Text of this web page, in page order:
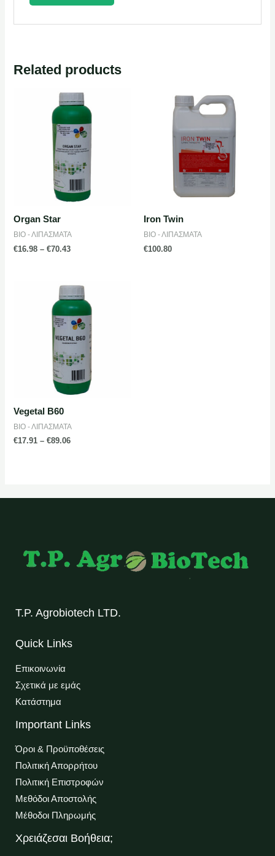
Related products
Organ Star
ΒΙΟ - ΛΙΠΑΣΜΑΤΑ
€16.98 –€70.43
Iron Twin
ΒΙΟ - ΛΙΠΑΣΜΑΤΑ
€100.80
Vegetal B60
ΒΙΟ - ΛΙΠΑΣΜΑΤΑ
€17.91 –€89.06
T.P. Agrobiotech LTD.
Quick Links
Επικοινωνία
Σχετικά με εμάς
Κατάστημα
Important Links
Όροι & Προϋποθέσεις
Πολιτική Απορρήτου
Πολιτική Επιστροφών
Μεθόδοι Αποστολής
Μέθοδοι Πληρωμής
Χρειάζεσαι Βοήθεια;